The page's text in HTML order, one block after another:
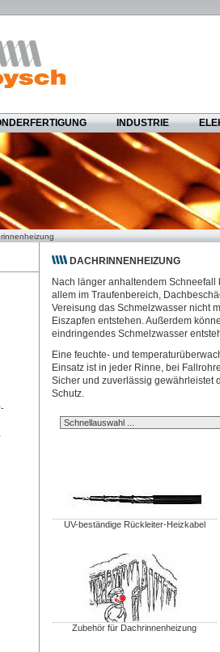
INDUSTRIE
DACHRINNENHEIZUNG
Nach länger anhaltendem
allem im Traufenbereich,
Vereisung das Schmelzwasser nicht
Eiszapfen entstehen. Außerdem
eindringendes Schmelzwasser
Eine feuchte- und
Einsatz ist in jeder Rinne, bei
Sicher und zuverlässig gewährleistet
Schutz.
UV-beständige Rückleiter-Heizkabel
Zubehör für Dachrinnenheizung